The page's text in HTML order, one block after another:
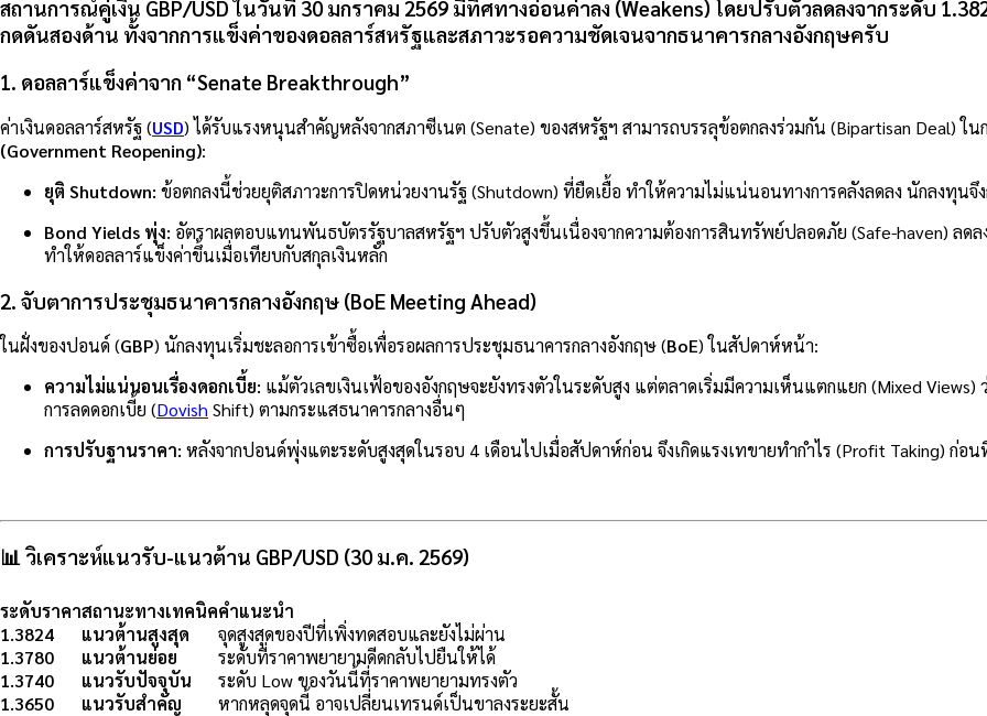
สถานการณ์คู่เงิน GBP/USDในวันที่ 30 มกราคม 2569 มีทิศทางอ่อนค่าลง (Weakens) โดยปรับตัวลดลงจากระดับ
กดดันสองด้าน ทั้งจากการแข็งค่าของดอลลาร์สหรัฐและสภาวะรอความชัดเจนจากธนาคารกลางอังกฤษครับ
1. ดอลลาร์แข็งค่าจาก “Senate Breakthrough”
ค่าเงินดอลลาร์สหรัฐ (USD) ได้รับแรงหนุนสำคัญหลังจากสภาซีเนต (Senate) ของสหรัฐฯ สามารถบรรลุข้อตกลงร่วมกัน (Bipartisan Deal) ใ
(Government Reopening):
ยุติ Shutdown: ข้อตกลงนี้ช่วยยุติสภาวะการปิดหน่วยงานรัฐ (Shutdown) ที่ยืดเยื้อ ทำให้ความไม่แน่นอนทางการคลังลดลง นักลงทุนจึ
Bond Yields พุ่ง: อัตราผลตอบแทนพันธบัตรรัฐบาลสหรัฐฯ ปรับตัวสูงขึ้นเนื่องจากความต้องการสินทรัพย์ปลอดภัย (Safe-haven) ลด
ทำให้ดอลลาร์แข็งค่าขึ้นเมื่อเทียบกับสกุลเงินหลัก
2. จับตาการประชุมธนาคารกลางอังกฤษ (BoE Meeting Ahead)
ในฝั่งของปอนด์ (GBP) นักลงทุนเริ่มชะลอการเข้าซื้อเพื่อรอผลการประชุมธนาคารกลางอังกฤษ (BoE) ในสัปดาห์หน้า:
ความไม่แน่นอนเรื่องดอกเบี้ย: แม้ตัวเลขเงินเฟ้อของอังกฤษจะยังทรงตัวในระดับสูง แต่ตลาดเริ่มมีความเห็นแตกแยก (Mixed
การลดดอกเบี้ย (Dovish Shift) ตามกระแสธนาคารกลางอื่นๆ
การปรับฐานราคา: หลังจากปอนด์พุ่งแตะระดับสูงสุดในรอบ 4 เดือนไปเมื่อสัปดาห์ก่อน จึงเกิดแรงเทขายทำกำไร (Profit Taking) ก่อ
📊 วิเคราะห์แนวรับ-แนวต้าน GBP/USD (30 ม.ค. 2569)
ระดับราคาสถานะทางเทคนิคคำแนะนำ
1.3824
แนวต้านสูงสุด
จุดสูงสุดของปีที่เพิ่งทดสอบและยังไม่ผ่าน
1.3780
แนวต้านย่อย
ระดับที่ราคาพยายามดีดกลับไปยืนให้ได้
1.3740
แนวรับปัจจุบัน
ระดับ Low ของวันนี้ที่ราคาพยายามทรงตัว
1.3650
แนวรับสำคัญ หากหลุดจุดนี้ อาจเปลี่ยนเทรนด์เป็นขาลงระยะสั้น